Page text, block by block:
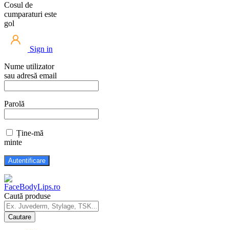
Cosul de
cumparaturi este
gol
Sign in
Nume utilizator
sau adresă email
Parolă
Ține-mă
minte
Caută produse